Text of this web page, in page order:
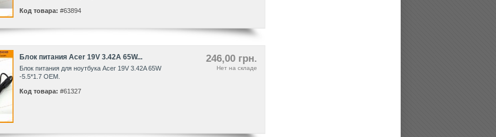
Код товара: #63894
Блок питания Acer 19V 3.42A 65W...
Блок питания для ноутбука Acer 19V 3.42A 65W
-5.5*1.7 OEM.
Код товара: #61327
246,00 грн.
Нет на складе